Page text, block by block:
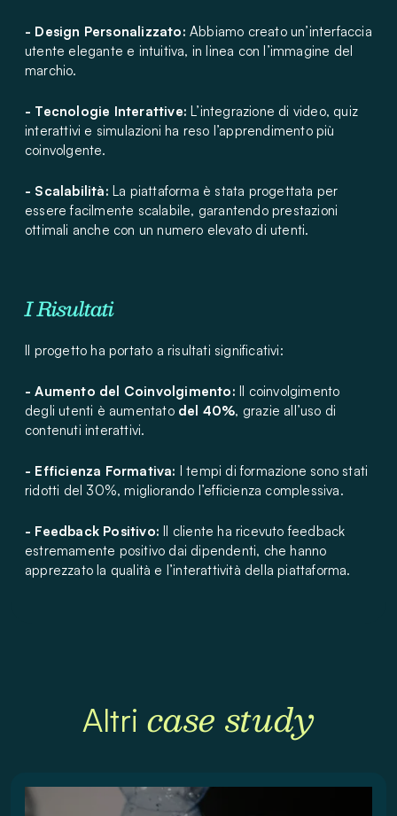
- Design Personalizzato: Abbiamo creato un’interfaccia
utente elegante e intuitiva, in linea con l’immagine del
marchio.
- Tecnologie Interattive: L’integrazione di video, quiz
interattivi e simulazioni ha reso l’apprendimento più
coinvolgente.
- Scalabilità: La piattaforma è stata progettata per
essere facilmente scalabile, garantendo prestazioni
ottimali anche con un numero elevato di utenti.
I Risultati
Il progetto ha portato a risultati significativi:
- Aumento del Coinvolgimento: Il coinvolgimento
degli utenti è aumentato del 40%, grazie all’uso di
contenuti interattivi.
- Efficienza Formativa: I tempi di formazione sono stati
ridotti del 30%, migliorando l’efficienza complessiva.
- Feedback Positivo: Il cliente ha ricevuto feedback
estremamente positivo dai dipendenti, che hanno
apprezzato la qualità e l’interattività della piattaforma.
Altri case study
Leggi di più